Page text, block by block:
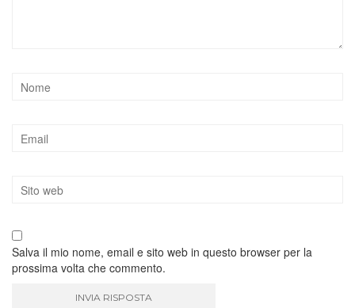
Salva il mio nome, email e sito web in questo browser per la
prossima volta che commento.